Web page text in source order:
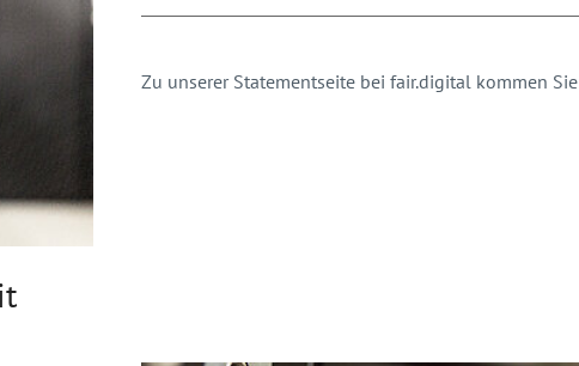
Zu unserer Statementseite bei fair.digital kommen Sie